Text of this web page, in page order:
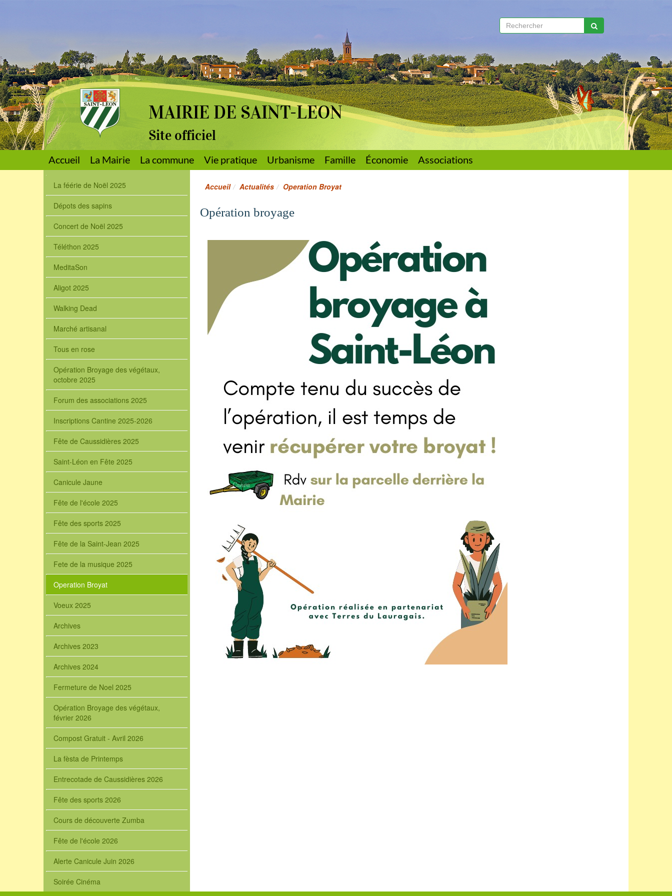
MAIRIE DE SAINT-LEON
Site officiel
Accueil La Mairie La commune Vie pratique Urbanisme Famille Économie Associations
Accueil Actualités Operation Broyat
Opération broyage
La féérie de Noël 2025
Dépots des sapins
Concert de Noël 2025
Téléthon 2025
MeditaSon
Aligot 2025
Walking Dead
Marché artisanal
Tous en rose
Opération Broyage des végétaux,
octobre 2025
Forum des associations 2025
Inscriptions Cantine 2025-2026
Fête de Caussidières 2025
Saint-Léon en Fête 2025
Canicule Jaune
Fête de l'école 2025
Fête des sports 2025
Fête de la Saint-Jean 2025
Fete de la musique 2025
Operation Broyat
Voeux 2025
Archives
Archives 2023
Archives 2024
Fermeture de Noel 2025
Opération Broyage des végétaux,
février 2026
Compost Gratuit - Avril 2026
La fèsta de Printemps
Entrecotade de Caussidières 2026
Fête des sports 2026
Cours de découverte Zumba
Fête de l'école 2026
Alerte Canicule Juin 2026
Soirée Cinéma